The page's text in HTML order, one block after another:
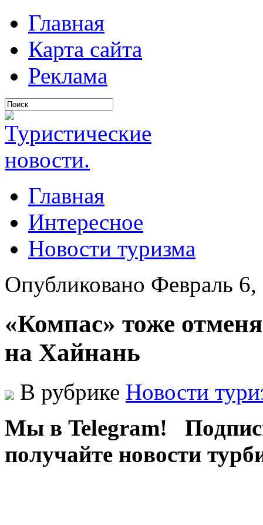
Главная
Карта сайта
Реклама
Главная
Интересное
Новости туризма
Опубликовано Февраль
«Компас» тоже
на Хайнань
В рубрике Новости
Мы в Telegram!
пoлучaйтe нoвoсти